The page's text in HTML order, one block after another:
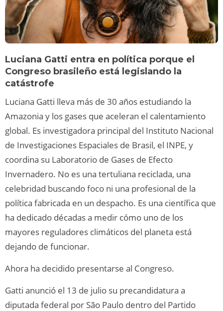
Luciana Gatti entra en política porque el
Congreso brasileño está legislando la
catástrofe
Luciana Gatti lleva más de 30 años estudiando la
Amazonia y los gases que aceleran el calentamiento
global. Es investigadora principal del Instituto Nacional
de Investigaciones Espaciales de Brasil, el INPE, y
coordina su Laboratorio de Gases de Efecto
Invernadero. No es una tertuliana reciclada, una
celebridad buscando foco ni una profesional de la
política fabricada en un despacho. Es una científica que
ha dedicado décadas a medir cómo uno de los
mayores reguladores climáticos del planeta está
dejando de funcionar.
Ahora ha decidido presentarse al Congreso.
Gatti anunció el 13 de julio su precandidatura a
diputada federal por São Paulo dentro del Partido